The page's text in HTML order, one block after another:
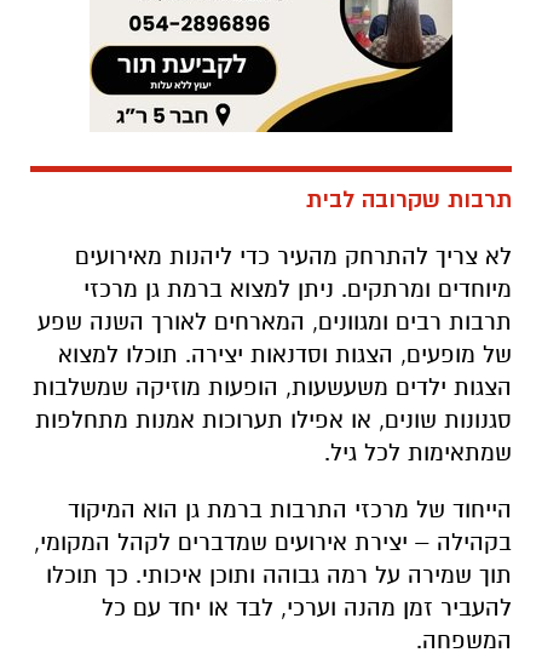
תרבות שקרובה לבית
לא צריך להתרחק מהעיר כדי ליהנות מאירועים
מיוחדים ומרתקים. ניתן למצוא ברמת גן מרכזי
תרבות רבים ומגוונים, המארחים לאורך השנה שפע
של מופעים, הצגות וסדנאות יצירה. תוכלו למצוא
הצגות ילדים משעשעות, הופעות מוזיקה שמשלבות
סגנונות שונים, או אפילו תערוכות אמנות מתחלפות
שמתאימות לכל גיל.
הייחוד של מרכזי התרבות ברמת גן הוא המיקוד
בקהילה – יצירת אירועים שמדברים לקהל המקומי,
תוך שמירה על רמה גבוהה ותוכן איכותי. כך תוכלו
להעביר זמן מהנה וערכי, לבד או יחד עם כל
המשפחה.